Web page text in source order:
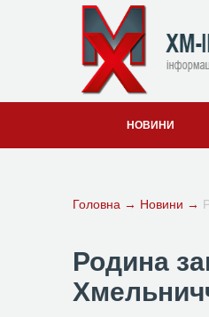
НОВИНИ
Головна → Новини →
Родина